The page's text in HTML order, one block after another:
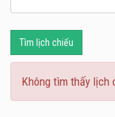
Tìm lịch chiếu
Không tìm thấy lịch